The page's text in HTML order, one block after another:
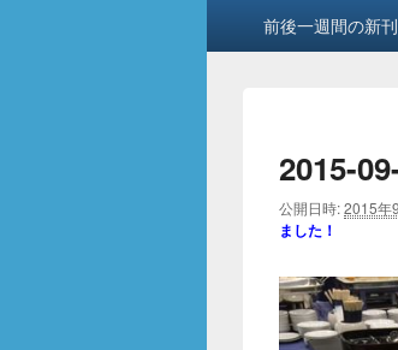
前後一週間の新
2015-
公開日時:2015年
ました！